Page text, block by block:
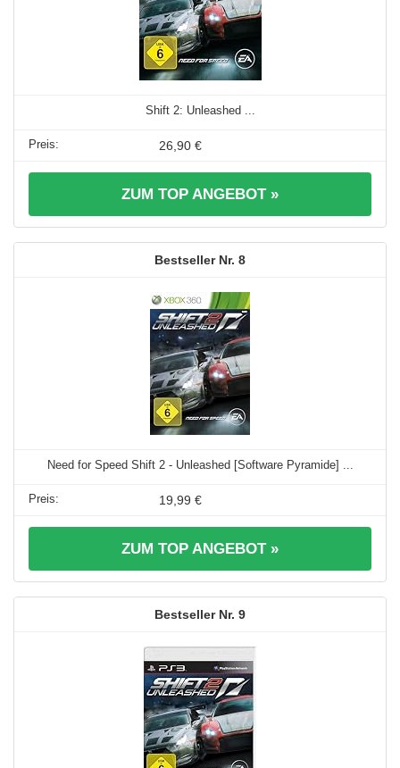
Shift 2: Unleashed ...
26,90 €
ZUM TOP ANGEBOT »
8
Need for Speed Shift 2 - Unleashed [Software Pyramide] ...
19,99 €
ZUM TOP ANGEBOT »
9